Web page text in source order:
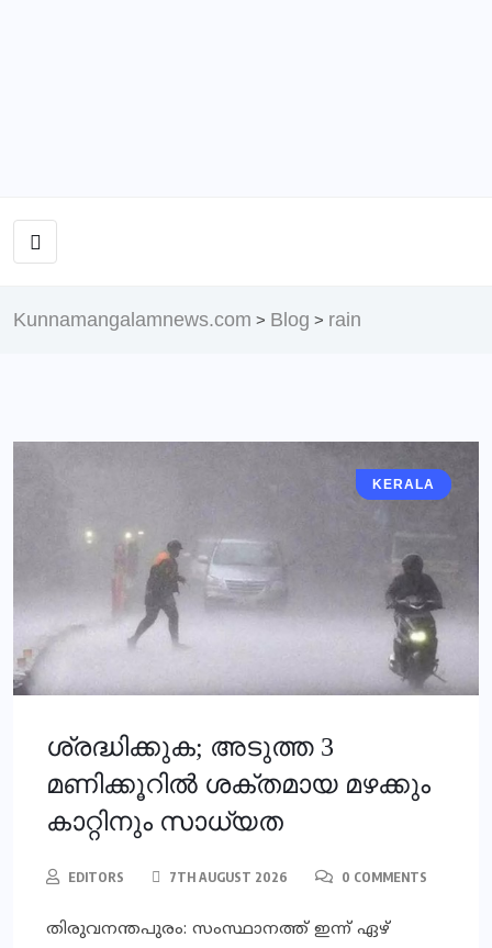
Kunnamangalamnews.com > Blog > rain
KERALA
KERALA
ശ്രദ്ധിക്കുക; അടുത്ത 3
മണിക്കൂറില്‍ ശക്തമായ മഴക്കും
കാറ്റിനും സാധ്യത
EDITORS 7TH AUGUST 2026 0 COMMENTS
തിരുവനന്തപുരം: സംസ്ഥാനത്ത് ഇന്ന് ഏഴ്